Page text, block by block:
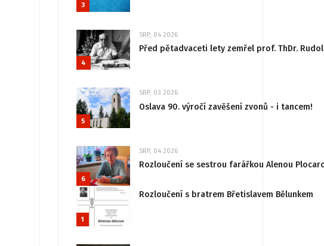
3
4
SRP, 04 2026
Před pětadvaceti lety zemřel prof. ThDr.
5
SRP, 03 2026
Oslava 90. výročí zavěšení zvonů - i tancem!
6
SRP, 04 2026
Rozloučení se sestrou farářkou Alenou
1
Rozloučení s bratrem Břetislavem Bělunkem